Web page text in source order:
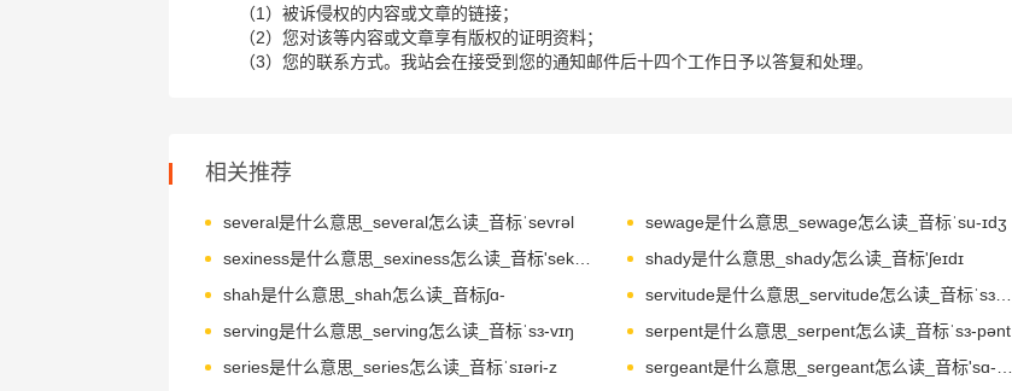
（1）被诉侵权的内容或文章的链接；
（2）您对该等内容或文章享有版权的证明资料；
（3）您的联系方式。我站会在接受到您的通知邮件后十四个工作日予以答复和处理。
相关推荐
several是什么意思_several怎么读_音标ˈsevrəl
sewage是什么意思_sewage怎么读_音标ˈsu-ɪdʒ
sexiness是什么意思_sexiness怎么读_音标'seksɪnəs
shady是什么意思_shady怎么读_音标'ʃeɪdɪ
shah是什么意思_shah怎么读_音标ʃɑ-
servitude是什么意思_servitude怎么读_音标ˈsɜ-vɪtju-d
serving是什么意思_serving怎么读_音标ˈsɜ-vɪŋ
serpent是什么意思_serpent怎么读_音标ˈsɜ-pənt
series是什么意思_series怎么读_音标ˈsɪəri-z